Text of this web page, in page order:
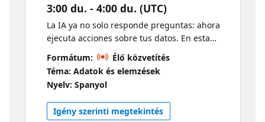
3:00 du. - 4:00 du. (UTC)
La IA ya no solo responde preguntas: ahora
ejecuta acciones sobre tus datos. En esta
sesión introductoria entenderás qué es el
Model Context Protocol (MCP), por qué se ha
convertido en el estándar de la industria y
cómo Microsoft lo está integrando en Fabric
como base de su plataforma agéntica.
Veremos la arquitectura cliente-servidor de
Formátum:
Élő közvetítés
Téma: Adatok és elemzések
Nyelv: Spanyol
Igény szerinti megtekintés